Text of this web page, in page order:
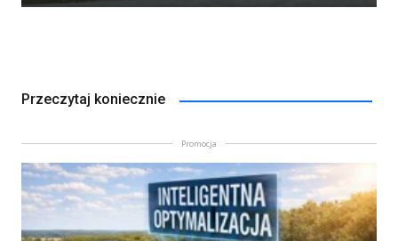
Przeczytaj koniecznie
Promocja